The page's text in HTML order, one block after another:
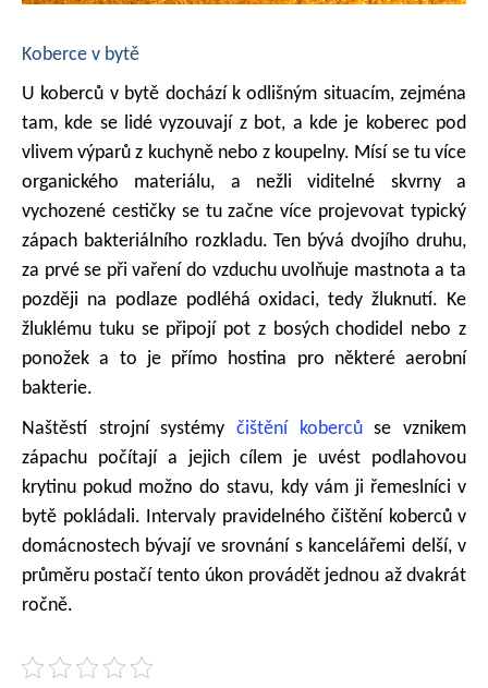
Koberce v bytě
U koberců v bytě dochází k odlišným situacím, zejména
tam, kde se lidé vyzouvají z bot, a kde je koberec pod
vlivem výparů z kuchyně nebo z koupelny. Mísí se tu více
organického materiálu, a nežli viditelné skvrny a
vychozené cestičky se tu začne více projevovat typický
zápach bakteriálního rozkladu. Ten bývá dvojího druhu,
za prvé se při vaření do vzduchu uvolňuje mastnota a ta
později na podlaze podléhá oxidaci, tedy žluknutí. Ke
žluklému tuku se připojí pot z bosých chodidel nebo z
ponožek a to je přímo hostina pro některé aerobní
bakterie.
Naštěstí strojní systémy čištění kobercůse vznikem
zápachu počítají a jejich cílem je uvést podlahovou
krytinu pokud možno do stavu, kdy vám ji řemeslníci v
bytě pokládali. Intervaly pravidelného čištění koberců v
domácnostech bývají ve srovnání s kancelářemi delší, v
průměru postačí tento úkon provádět jednou až dvakrát
ročně.